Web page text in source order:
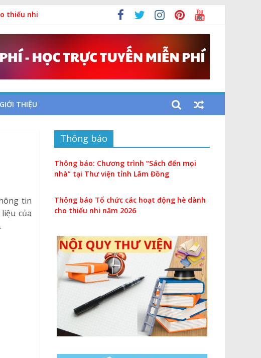
thiếu nhi
GIỚI THIỆU
tin
của
Thông báo
Thông báo: Chương trình “Sách đến mọi
nhà” tại Thư viện tỉnh Lâm Đồng
Thông báo Tổ chức các hoạt động hè dành
cho thiếu nhi năm 2026